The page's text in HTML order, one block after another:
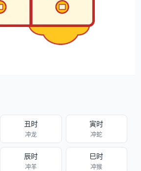
丑时
冲龙
寅时
冲蛇
辰时
冲羊
巳时
冲猴